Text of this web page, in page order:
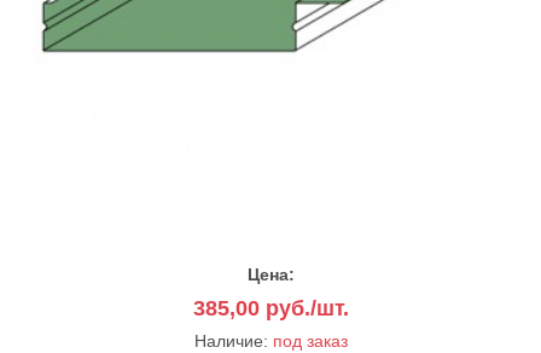
Цена:
385,00руб./шт.
Наличие: под заказ